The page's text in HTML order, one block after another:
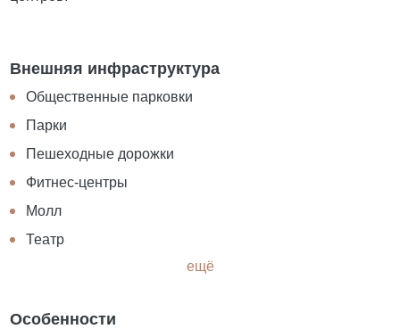
Внешняя инфраструктура
Общественные парковки
Парки
Пешеходные дорожки
Фитнес-центры
Молл
Театр
ещё
Особенности